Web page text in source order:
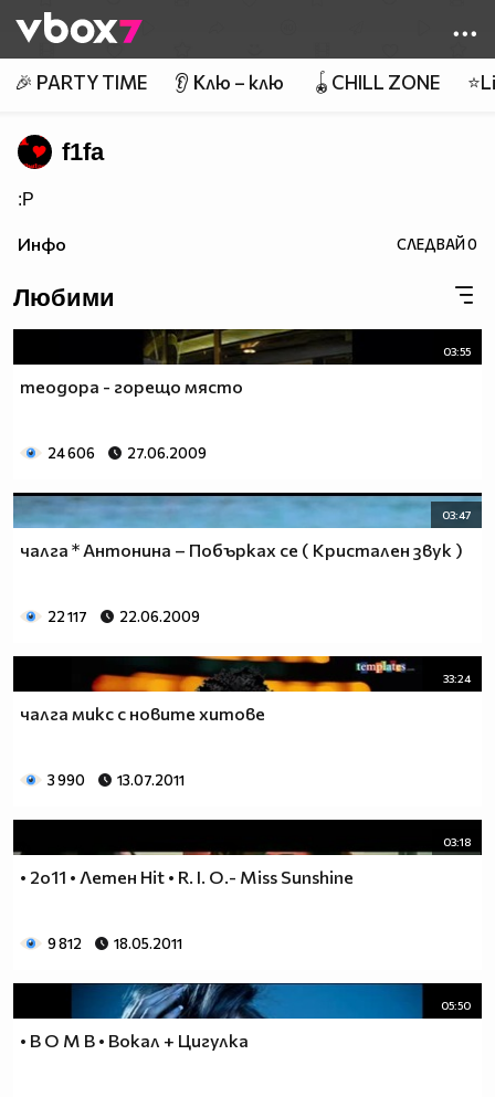
👾
🎉 PARTY TIME 👂 Клю – клю 🪀CHILL ZONE
f1fa
:P
Инфо СЛЕДВАЙ0
Любими
03:55
теодора - горещо място
24 606 27.06.2009
03:47
чалга * Антонина – Побърках се ( Кристален звук )
22 117 22.06.2009
33:24
чалга микс с новите хитове
3 990 13.07.2011
03:18
• 2o11 • Летен Hit • R. I. O.- Miss Sunshine
9 812 18.05.2011
05:50
• B O M B • Вокал + Цигулка